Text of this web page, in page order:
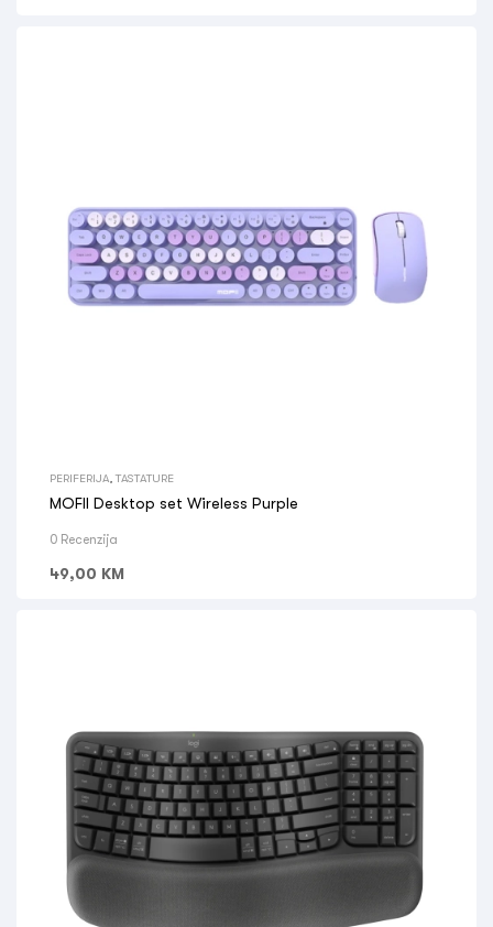
PERIFERIJA TASTATURE
MOFII Desktop set Wireless Purple
0 Recenzija
49,00 KM